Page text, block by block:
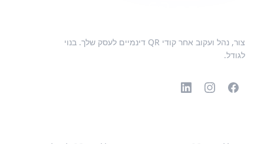
צור, נהל ועקוב אחר קודי QR דינמיים לעסק שלך. בנוי
לגודל.